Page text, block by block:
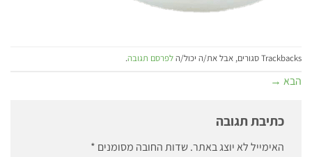
Trackbacks סגורים, אבל את/ה יכול/ה לפרסם תגובה.
הבא →
כתיבת תגובה
האימייל לא יוצג באתר.שדות החובה מסומנים *